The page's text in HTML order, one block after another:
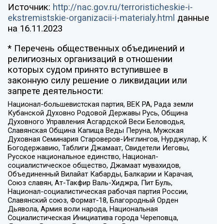
Источник: http://nac.gov.ru/terroristicheskie-i-
ekstremistskie-organizacii-i-materialy.html данные
на 16.11.2023
* Перечень общественных объединений и
религиозных организаций в отношении
которых судом принято вступившее в
законную силу решение о ликвидации или
запрете деятельности:
Национал-большевистская партия, ВЕК РА, Рада земли
Кубанской Духовно Родовой Державы Русь, Община
Духовного Управления Асгардской Веси Беловодья,
Славянская Община Капища Веды Перуна, Мужская
Духовная Семинария Староверов-Инглингов, Нурджулар, К
Богодержавию, Таблиги Джамаат, Свидетели Иеговы,
Русское национальное единство, Национал-
социалистическое общество, Джамаат мувахидов,
Объединенный Вилайат Кабарды, Балкарии и Карачая,
Союз славян, Ат-Такфир Валь-Хиджра, Пит Буль,
Национал-социалистическая рабочая партия России,
Славянский союз, Формат-18, Благородный Орден
Дьявола, Армия воли народа, Национальная
Социалистическая Инициатива города Череповца,